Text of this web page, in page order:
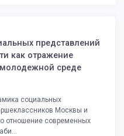
представлений
как отражение
молодежной среде
социальных
Москвы и
отношение современных